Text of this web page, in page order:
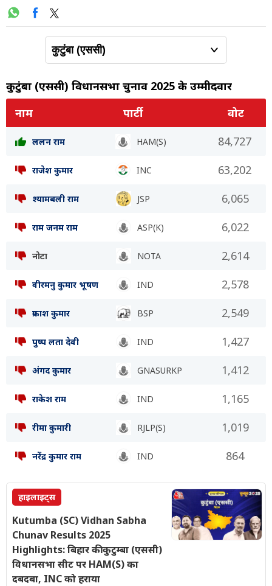
कुटुंबा (एससी) विधानसभा चुनाव 2025 के उम्मीदवार
नाम
पार्टी वोट
ललन राम HAM(S) 84,727
राजेश कुमार INC 63,202
श्यामबली राम JSP 6,065
राम जनम राम ASP(K) 6,022
नोटा NOTA 2,614
वीरमनु कुमार भूषण IND 2,578
प्रकाश कुमार BSP 2,549
पुष्प लता देवी IND 1,427
अंगद कुमार GNASURKP 1,412
राकेश राम IND 1,165
रीमा कुमारी RJLP(S) 1,019
नरेंद्र कुमार राम IND 864
हाइलाइट्स
Kutumba (SC) Vidhan Sabha
Chunav Results 2025
Highlights: बिहार की कुटुम्बा (एससी)
विधानसभा सीट पर HAM(S) का
दबदबा, INC को हराया